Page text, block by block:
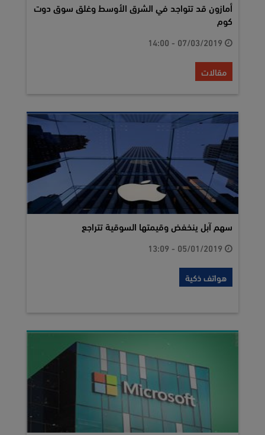
أمازون قد تتواجد في الشرق الأوسط وغلق سوق دوت
كوم
مقالات
سهم آبل ينخفض وقيمتها السوقية تتراجع
هواتف ذكية